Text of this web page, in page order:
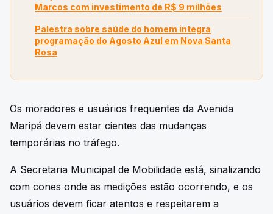
Marcos com investimento de R$ 9 milhões
Palestra sobre saúde do homem integra
programação do Agosto Azul em Nova Santa
Rosa
Os moradores e usuários frequentes da Avenida
Maripá devem estar cientes das mudanças
temporárias no tráfego.
A Secretaria Municipal de Mobilidade está, sinalizando
com cones onde as medições estão ocorrendo, e os
usuários devem ficar atentos e respeitarem a